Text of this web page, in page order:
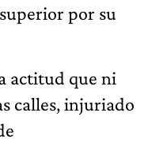
por su
actitud que ni
calles, injuriado